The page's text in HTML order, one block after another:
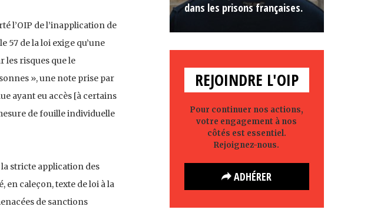
l’OIP de l’inapplication de
57 de la loi exige qu’une
les risques que le
», une note prise par
ayant eu accès [à certains
de fouille individuelle
stricte application des
en caleçon, texte de loi à la
de sanctions
dans les prisons françaises.
REJOINDRE L'OIP
Pour continuer nos actions,
votre engagement à nos
côtés est essentiel.
Rejoignez-nous.
ADHÉRER